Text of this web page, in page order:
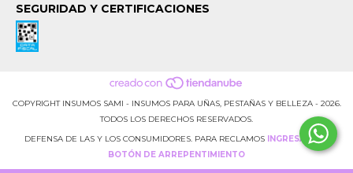
SEGURIDAD Y CERTIFICACIONES
COPYRIGHT INSUMOS SAMI - INSUMOS PARA UÑAS, PESTAÑAS Y BELLEZA - 2026.
TODOS LOS DERECHOS RESERVADOS.
DEFENSA DE LAS Y LOS CONSUMIDORES. PARA RECLAMOS
INGRESÁ ACÁ.
BOTÓN DE ARREPENTIMIENTO